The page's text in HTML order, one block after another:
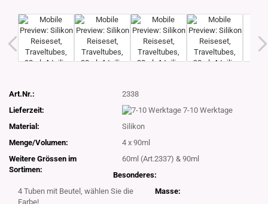
Art.Nr.:
2338
Lieferzeit:
7-10 Werktage
Material:
Silikon
Menge/Volumen:
4 x 90ml
Weitere Grössen im
Sortimen:
60ml (Art.2337) & 90ml
Besonderes:
4 Tuben mit Beutel, wählen Sie die
Farbe!
Masse: